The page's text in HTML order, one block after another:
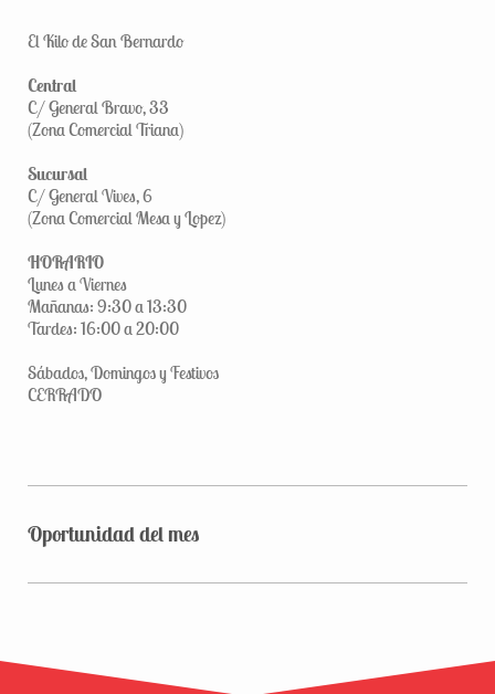
El Kilo de San Bernardo
Central
C/ General Bravo, 33
(Zona Comercial Triana)
Sucursal
C/ General Vives, 6
(Zona Comercial Mesa y Lopez)
HORARIO
Lunes a Viernes
Mañanas: 9:30 a 13:30
Tardes: 16:00 a 20:00
Sábados, Domingos y Festivos
CERRADO
Oportunidad del mes